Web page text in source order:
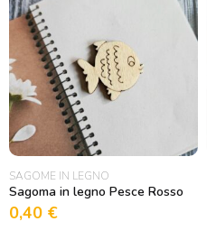
SAGOME IN LEGNO
Sagoma in legno Pesce Rosso
0,40 €